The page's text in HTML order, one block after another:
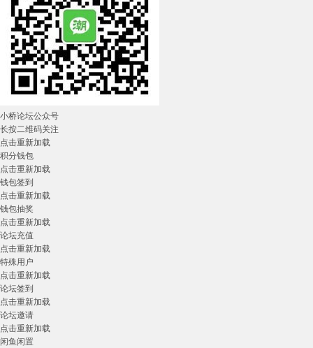
小桥论坛公众号
长按二维码关注
点击重新加载
积分钱包
点击重新加载
钱包签到
点击重新加载
钱包抽奖
点击重新加载
论坛充值
点击重新加载
特殊用户
点击重新加载
论坛签到
点击重新加载
论坛邀请
点击重新加载
闲鱼闲置